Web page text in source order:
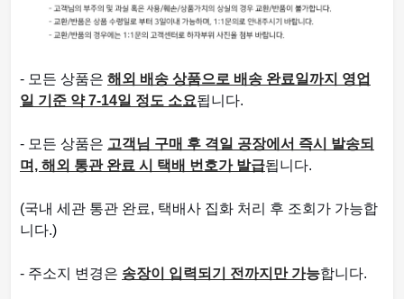
- 모든 상품은 해외 배송 상품으로 배송 완료일까지 영업
일 기준 약 7-14일 정도 소요됩니다.
- 모든 상품은 고객님 구매 후 격일 공장에서 즉시 발송되
며, 해외 통관 완료 시 택배 번호가 발급됩니다.
(국내 세관 통관 완료, 택배사 집화 처리 후 조회가 가능합
니다.)
- 주소지 변경은 송장이 입력되기 전까지만 가능합니다.